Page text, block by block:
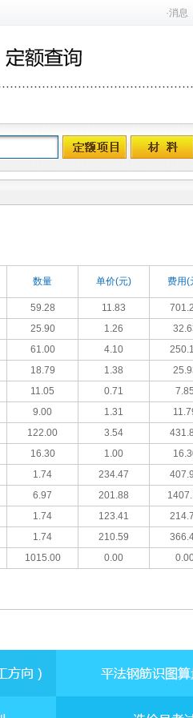
·消息
数量 单价(元) 费用(
59.28 11.83
25.90 1.26
61.00 4.10
18.79 1.38
11.05 0.71 7.85
9.00 1.31
122.00 3.54
16.30 1.00
1.74 234.47
6.97 201.88
1.74 123.41
1.74 210.59
1015.00 0.00